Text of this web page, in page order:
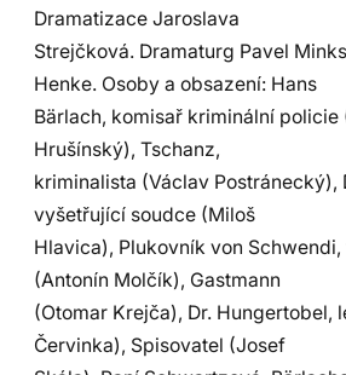
Dramatizace Jaroslava
Strejčková. Dramaturg Pavel
Henke. Osoby a obsazení: Hans
Bärlach, komisař kriminální policie
Hrušínský), Tschanz,
kriminalista (Václav Postránecký),
vyšetřující soudce (Miloš
Hlavica), Plukovník von
(Antonín Molčík), Gastmann
(Otomar Krejča), Dr. Hungertobel,
Červinka), Spisovatel (Josef